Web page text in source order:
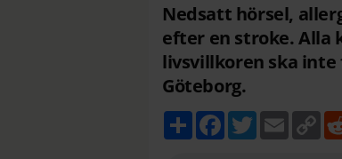
Nedsatt hörsel,
efter en stroke. Alla
livsvillkoren ska
Göteborg.
D
e
F T
w
E
m
C
o